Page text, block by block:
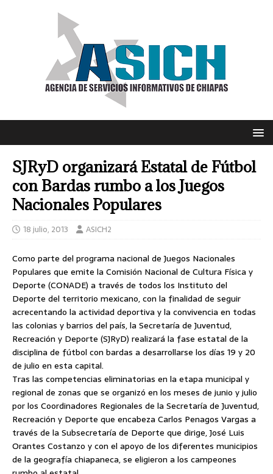
SJRyD organizará Estatal de Fútbol
con Bardas rumbo a los Juegos
Nacionales Populares
18 julio, 2013 ASICH2
Como parte del programa nacional de Juegos Nacionales
Populares que emite la Comisión Nacional de Cultura Física y
Deporte (CONADE) a través de todos los Instituto del
Deporte del territorio mexicano, con la finalidad de seguir
acrecentando la actividad deportiva y la convivencia en todas
las colonias y barrios del país, la Secretaría de Juventud,
Recreación y Deporte (SJRyD) realizará la fase estatal de la
disciplina de fútbol con bardas a desarrollarse los días 19 y 20
de julio en esta capital.
Tras las competencias eliminatorias en la etapa municipal y
regional de zonas que se organizó en los meses de junio y julio
por los Coordinadores Regionales de la Secretaría de Juventud,
Recreación y Deporte que encabeza Carlos Penagos Vargas a
través de la Subsecretaría de Deporte que dirige, José Luis
Orantes Costanzo y con el apoyo de los diferentes municipios
de la geografía chiapaneca, se eligieron a los campeones